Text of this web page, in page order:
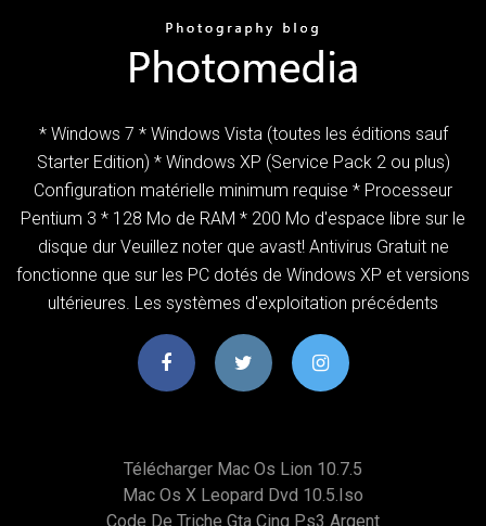
* Windows 7 * Windows Vista (toutes les éditions sauf
Starter Edition) * Windows XP (Service Pack 2 ou plus)
Configuration matérielle minimum requise * Processeur
Pentium 3 * 128 Mo de RAM * 200 Mo d'espace libre sur le
disque dur Veuillez noter que avast! Antivirus Gratuit ne
fonctionne que sur les PC dotés de Windows XP et versions
ultérieures. Les systèmes d'exploitation précédents
Télécharger Mac Os Lion 10.7.5
Mac Os X Leopard Dvd 10.5.iso
Code De Triche Gta Cinq Ps3 Argent